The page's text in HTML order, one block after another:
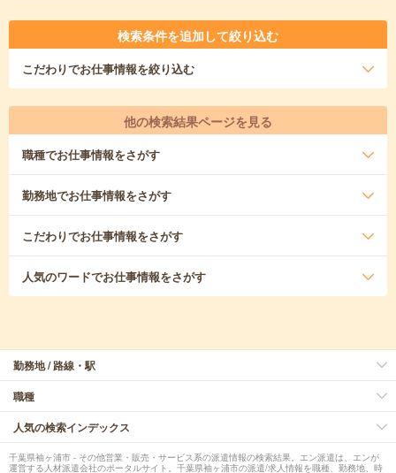
検索条件を追加して絞り込む
こだわりでお仕事情報を絞り込む
他の検索結果ページを見る
職種でお仕事情報をさがす
勤務地でお仕事情報をさがす
こだわりでお仕事情報をさがす
人気のワードでお仕事情報をさがす
勤務地 / 路線・駅
職種
人気の検索インデックス
千葉県袖ヶ浦市 - その他営業・販売・サービス系の派遣情報の検索結果。エン派遣は、エンが
運営する人材派遣会社のポータルサイト。千葉県袖ヶ浦市の派遣/求人情報を職種、勤務地、時